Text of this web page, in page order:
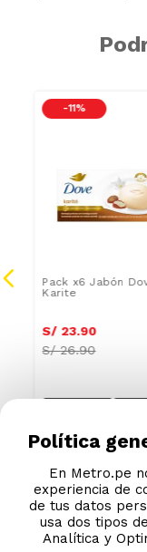
-11 %
Pack x6 Jabón
Karite
S/ 23.90
S/26.90
Política
En Metro.pe
experiencia de
de tus datos
usa dos tipos
Analítica y